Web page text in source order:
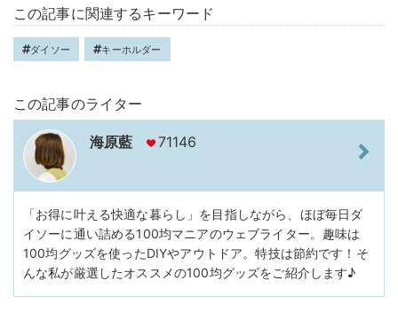
この記事に関連するキーワード
ダイソー キーホルダー
この記事のライター
海原藍 71146
「お得に叶える快適な暮らし」を目指しながら、ほぼ毎日ダ
イソーに通い詰める100均マニアのウェブライター。趣味は
100均グッズを使ったDIYやアウトドア。特技は節約です！そ
んな私が厳選したオススメの100均グッズをご紹介します♪